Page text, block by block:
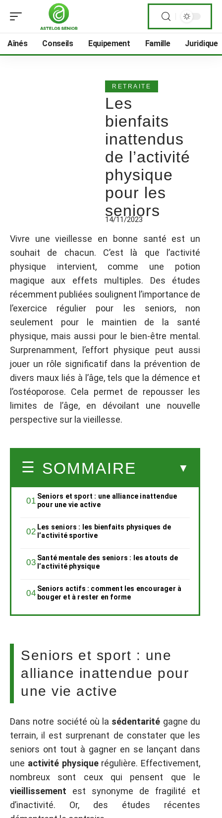
Aînés Conseils Equipement Famille Juridique
RETRAITE
Les
bienfaits
inattendus
de l’activité
physique
pour les
seniors
14/11/2023
Vivre une vieillesse en bonne santé est un
souhait de chacun. C’est là que l’activité
physique intervient, comme une potion
magique aux effets multiples. Des études
récemment publiées soulignent l’importance de
l’exercice régulier pour les seniors, non
seulement pour le maintien de la santé
physique, mais aussi pour le bien-être mental.
Surprenamment, l’effort physique peut aussi
jouer un rôle significatif dans la prévention de
divers maux liés à l’âge, tels que la démence et
l’ostéoporose. Cela permet de repousser les
limites de l’âge, en dévoilant une nouvelle
perspective sur la vieillesse.
SOMMAIRE
Seniors et sport : une alliance inattendue
pour une vie active
Les seniors : les bienfaits physiques de
l’activité sportive
Santé mentale des seniors : les atouts de
l’activité physique
Seniors actifs : comment les encourager à
bouger et à rester en forme
Seniors et sport : une
alliance inattendue pour
une vie active
Dans notre société où la sédentarité gagne du
terrain, il est surprenant de constater que les
seniors ont tout à gagner en se lançant dans
une activité physiquerégulière. Effectivement,
nombreux sont ceux qui pensent que le
vieillissement est synonyme de fragilité et
d’inactivité. Or, des études récentes